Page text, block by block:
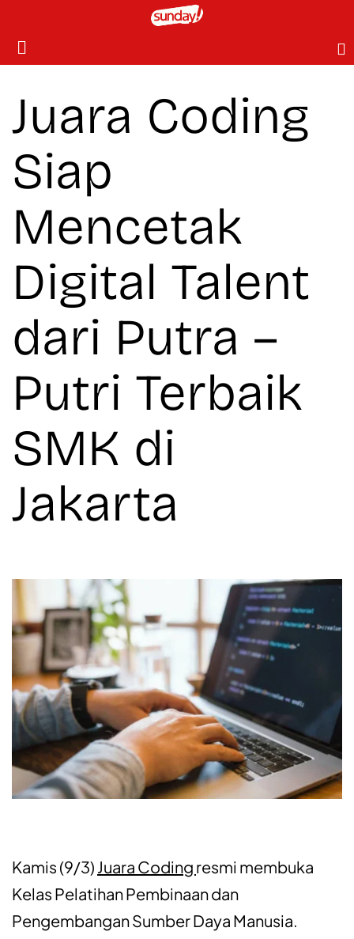
Juara Coding
Siap
Mencetak
Digital Talent
dari Putra –
Putri Terbaik
SMK di
Jakarta
Kamis (9/3) Juara Coding resmi membuka
Kelas PelatihanPembinaandan
PengembanganSumberDaya Manusia.